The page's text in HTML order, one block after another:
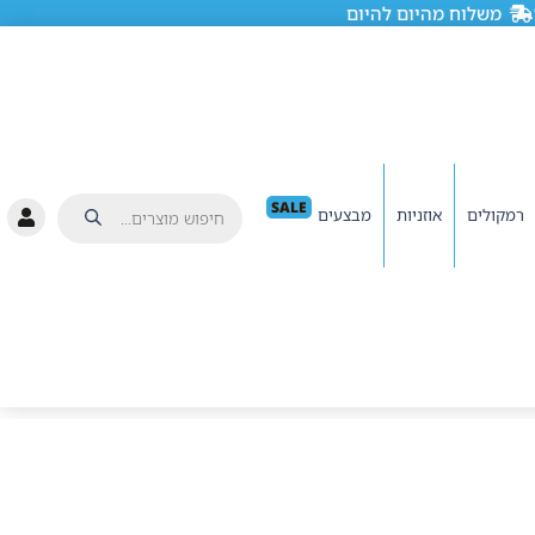
משלוח מהיום להיום
רמקולים אוזניות מבצעים SALE